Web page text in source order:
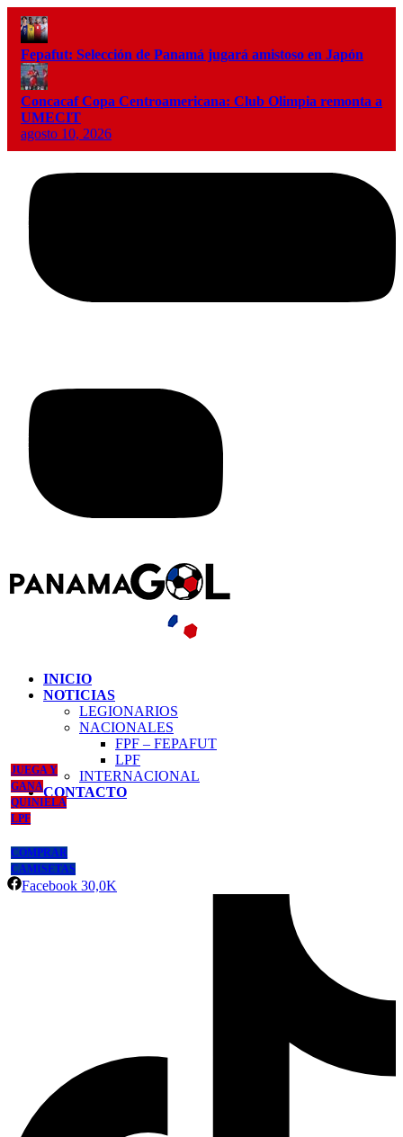
Fepafut: Selección de Panamá jugará amistoso en Japón
Concacaf Copa Centroamericana: Club Olimpia remonta a
UMECIT
agosto 10, 2026
INICIO
NOTICIAS
LEGIONARIOS
NACIONALES
FPF – FEPAFUT
LPF
INTERNACIONAL
CONTACTO
JUEGA Y
GANA
QUINIELA
LPF
COMPRAR
CAMISETAS
Facebook 30,0K